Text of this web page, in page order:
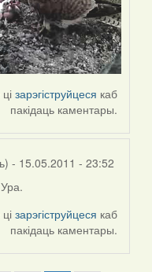
цізарэгіструйцеся каб
пакідаць каментары.
- 15.05.2011 - 23:52
цізарэгіструйцеся каб
пакідаць каментары.